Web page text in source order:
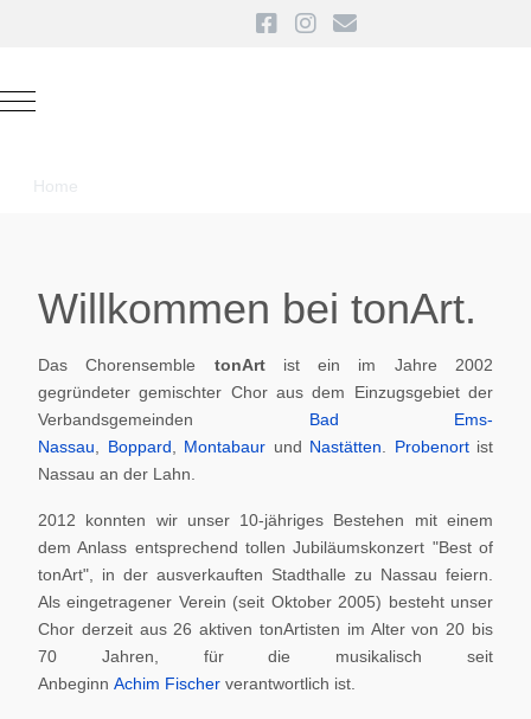
Mobile Menu Toggle
Home
Willkommen bei tonArt.
Das Chorensemble tonArt ist ein im Jahre 2002
gegründeter gemischter Chor aus dem Einzugsgebiet der
Verbandsgemeinden Bad Ems-
Nassau
Boppard Montabaur und Nastätten Probenortist
Nassau an der Lahn.
2012 konnten wir unser 10-jähriges Bestehen mit einem
dem Anlass entsprechend tollen Jubiläumskonzert "Best of
tonArt", in der ausverkauften Stadthalle zu Nassau feiern.
Als eingetragener Verein (seit Oktober 2005) besteht unser
Chor derzeit aus 26 aktiven tonArtisten im Alter von 20 bis
70 Jahren, für die musikalisch seit
Anbeginn Achim Fischer verantwortlich ist.